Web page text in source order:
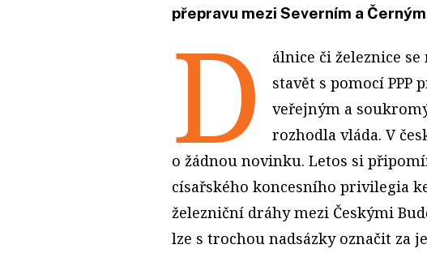
přepravu mezi Severním a
D
álnice či železnice
stavět s pomocí
veřejným a
rozhodla vláda. V
o žádnou novinku. Letos si
císařského koncesního privilegia
železniční dráhy mezi Českými
lze s trochou nadsázky označit za